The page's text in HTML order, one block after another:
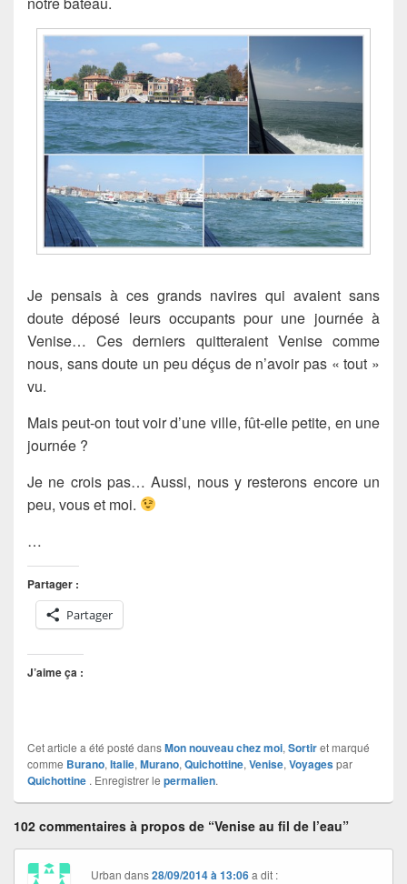
Je pensais à ces grands navires qui avaient sans
doute déposé leurs occupants pour une journée à
Venise… Ces derniers quitteraient Venise comme
nous, sans doute un peu déçus de n’avoir pas « tout »
vu.
Mais peut-on tout voir d’une ville, fût-elle petite, en une
journée ?
Je ne crois pas… Aussi, nous y resterons encore un
peu, vous et moi.
…
Partager :
Partager
J’aime ça :
Cet article a été posté dansMon nouveau chez moi, Sortiret marqué
comme Burano, Italie, Murano, Quichottine, Venise, Voyagespar
Quichottine . Enregistrer le permalien.
102 commentaires à propos de “Venise au fil de l’eau”
Urban dans28/09/2014 à 13:06 a dit :